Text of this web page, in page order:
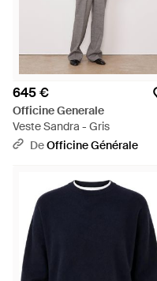
645 €
Officine Generale
Veste Sandra - Gris
DeOfficine Générale